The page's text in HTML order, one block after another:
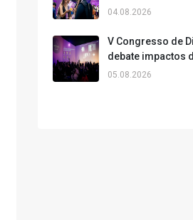
2026
04.08.2026
V Congresso de
debate impactos
artificial, ética e
05.08.2026